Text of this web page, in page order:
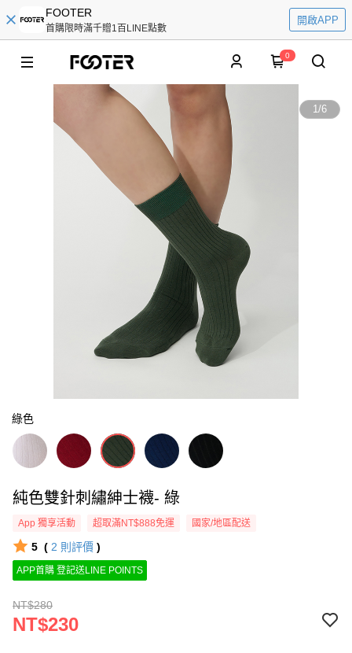
FOOTER
首購限時滿千贈1百LINE點數
開啟APP
0
1/6
綠色
純色雙針刺繡紳士襪- 綠
App 獨享活動 超取滿NT$888免運 國家/地區配送
5 ( 2 則評價 )
APP首購 登記送LINE POINTS
NT$280
NT$230